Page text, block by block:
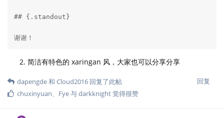
## {.standout}
谢谢！
简洁有特色的 xaringan 风，大家也可以分享分享
回复
dapengde和 Cloud2016 回复了此帖
chuxinyuan、 Fye与darkknight觉得很赞